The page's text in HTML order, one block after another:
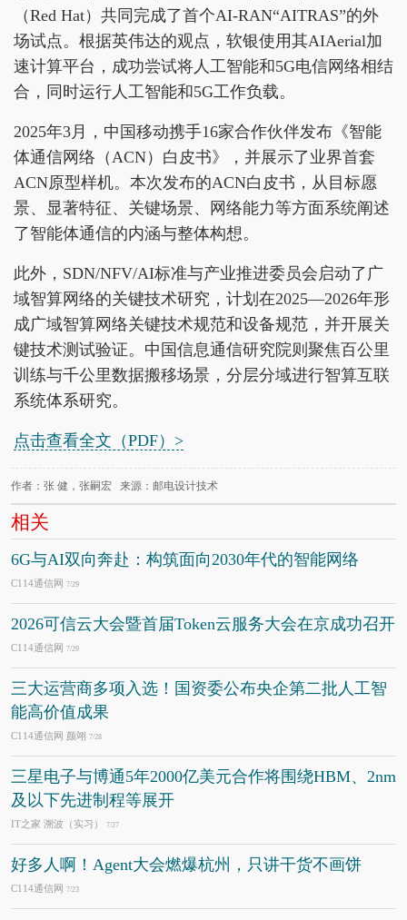
（Red Hat）共同完成了首个AI-RAN“AITRAS”的外
场试点。根据英伟达的观点，软银使用其AIAerial加
速计算平台，成功尝试将人工智能和5G电信网络相结
合，同时运行人工智能和5G工作负载。
2025年3月，中国移动携手16家合作伙伴发布《智能
体通信网络（ACN）白皮书》，并展示了业界首套
ACN原型样机。本次发布的ACN白皮书，从目标愿
景、显著特征、关键场景、网络能力等方面系统阐述
了智能体通信的内涵与整体构想。
此外，SDN/NFV/AI标准与产业推进委员会启动了广
域智算网络的关键技术研究，计划在2025—2026年形
成广域智算网络关键技术规范和设备规范，并开展关
键技术测试验证。中国信息通信研究院则聚焦百公里
训练与千公里数据搬移场景，分层分域进行智算互联
系统体系研究。
点击查看全文（PDF）>
作者：张 健，张嗣宏 来源：邮电设计技术
相关
6G与AI双向奔赴：构筑面向2030年代的智能网络
C114通信网 7/29
2026可信云大会暨首届Token云服务大会在京成功召开
C114通信网 7/29
三大运营商多项入选！国资委公布央企第二批人工智
能高价值成果
C114通信网 颜翊 7/28
三星电子与博通5年2000亿美元合作将围绕HBM、2nm
及以下先进制程等展开
IT之家 溯波（实习） 7/27
好多人啊！Agent大会燃爆杭州，只讲干货不画饼
C114通信网 7/23